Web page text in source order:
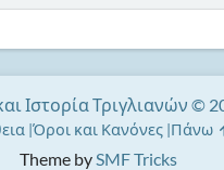
Theme bySMF Tricks
Ιστορία Τριγλιανών ©
Όροι και Κανόνες Πάνω